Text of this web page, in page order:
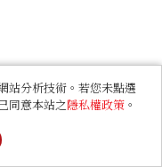
站分析技術。若您未點選
同意本站之隱私權政策 。